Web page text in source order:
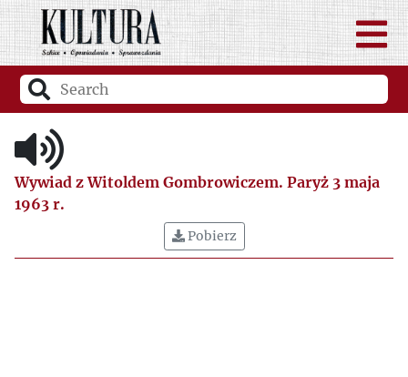
Wywiad z Witoldem Gombrowiczem. Paryż 3 maja
1963 r.
Pobierz